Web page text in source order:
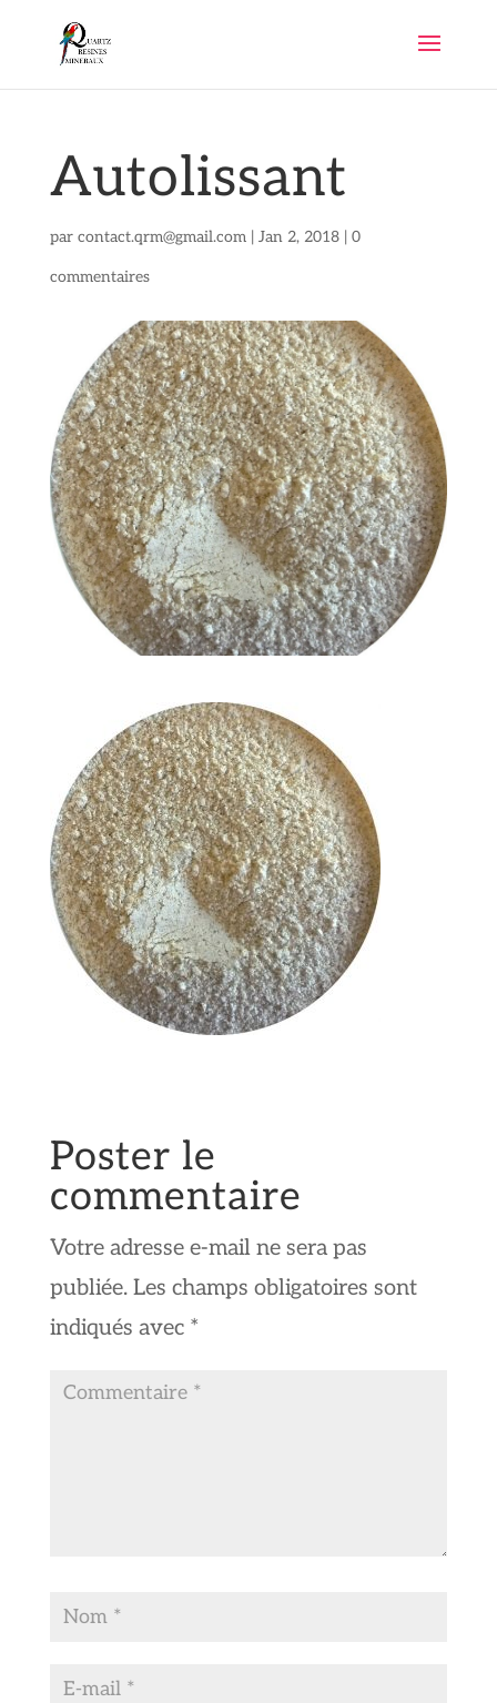
Autolissant
par contact.qrm@gmail.com| Jan 2, 2018| 0
commentaires
Poster le
commentaire
Votre adresse e-mail ne sera pas
publiée. Les champs obligatoires sont
indiqués avec *